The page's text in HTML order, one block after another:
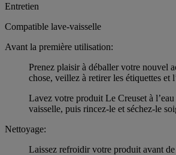
Entretien
Compatible lave-vaisselle
Avant la première utilisation:
Prenez plaisir à déballer votre nouvel
chose, veillez à retirer les étiquettes et
Lavez votre produit Le Creuset à
vaisselle, puis rincez-le et séchez-le
Nettoyage:
Laissez refroidir votre produit avant de